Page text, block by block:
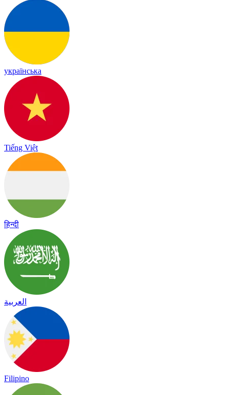
українська
Tiếng Việt
हिन्दी
العربية
Filipino